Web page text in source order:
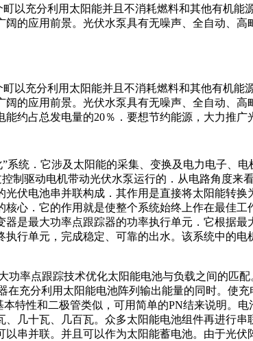
充分利用太阳能并且不消耗燃料和其他有机能
的应用前景。光伏水泵具有无噪声、全自动、高
充分利用太阳能并且不消耗燃料和其他有机能
的应用前景。光伏水泵具有无噪声、全自动、
约占总发电量的20％．要想节约能源，大力推广
统．它涉及太阳能的采集、变换及电力电子、
制驱动电机带动光伏水泵运行的．从电路角度来
伏电池串并联构成．其作用是直接将太阳能转
心．它的作用就是使整个系统始终上作在最佳
是最大功率点跟踪器的功率执行单元．它根据最
行单元，完成稳定、可靠的出水。该系统中的
率点跟踪技术优化太阳能电池与负载之间的匹
充分利用太阳能电池阵列输出能量的同时。使
特性和二极管类似，可用简单的PN结来说明。
几十瓦、几百瓦。众多太阳能电池组件再进行
串并联。并且可以作为太阳能蓄电池。由于光